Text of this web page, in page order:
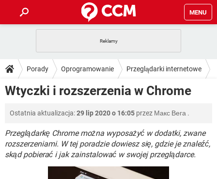
MENU
GRY WHATSAPP
SPOTIFY NETFLIX
PORADY
PlayStation TIKTOK
GRY WHATSAPP
SPOTIFY NETFLIX
INSTAGRAM FACEBOOK
WINDOWS 10
DO POBRANIA
IOS NETFLIX
INSTAGRAM FACEBOOK
FORUM
COVID-19 TIKTOK
GRY WHATSAPP
ARTYKUŁY
COVID-19 TIKTOK
WHATSAPP
Porady Oprogramowanie Przeglądarki internetowe
Google Chrome
Wtyczki i rozszerzenia w Chrome
Ostatnia aktualizacja:29 lip 2020 o 16:05 przez Макс Вега .
Przeglądarkę Chrome można wyposażyć w dodatki, zwane
rozszerzeniami. W tej poradzie dowiesz się, gdzie je znaleźć,
skąd pobierać i jak zainstalować w swojej przeglądarce.